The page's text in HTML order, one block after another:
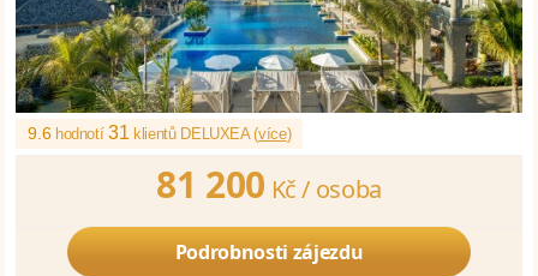
9.6 hodnotí31 klientů DELUXEA (více)
81 200 Kč / osoba
Podrobnosti zájezdu